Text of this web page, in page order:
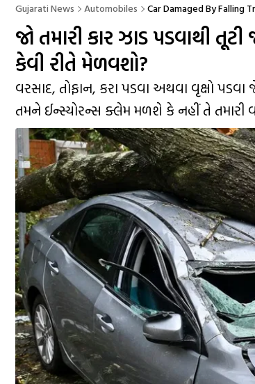
Gujarati News Automobiles Car Damaged By Falling
જો તમારી કાર ઝાડ પડવાથી
કેવી રીતે મેળવશો?
વરસાદ, તોફાન, કરા પડવા અથવા વૃક્ષો
તમને ઈન્સ્યોરન્સ ક્લેમ મળશે કે નહીં તે તમારી